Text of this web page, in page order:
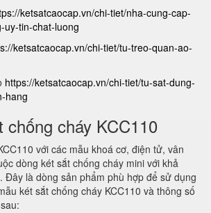
ketsatcaocap.vn/chi-tiet/nha-cung-cap-
uy-tin-chat-luong
ketsatcaocap.vn/chi-tiet/tu-treo-quan-ao-
https://ketsatcaocap.vn/chi-tiet/tu-sat-dung-
hang
chống cháy KCC110
với các mẫu khoá cơ, điện tử, vân
dòng két sắt chống cháy mini với khả
Đây là dòng sản phẩm phù hợp để sử dụng
két sắt chống cháy KCC110 và thông số